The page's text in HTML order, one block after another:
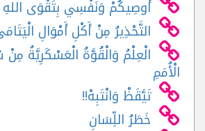
أُوصِيكُمْ وَنَفْسِي بِتَقْوَى اللهِ
التَّحْذِيرُ مِنْ أَكْلِ أَمْوَالِ
الْعِلْمُ وَالْقُوَّةُ الْعَسْكَرِيَّةُ مِنْ
الْأُمَمِ
تَيَّقَظْ وَانْتَبِهْ!!
خَطَرُ اللِّسَانِ